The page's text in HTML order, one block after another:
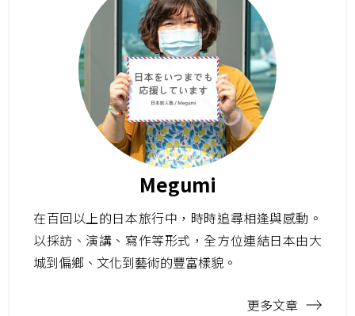
Megumi
在百回以上的日本旅行中，時時追尋相逢與感動。
以採訪、演講、寫作等形式，全方位連結日本由大
城到偏鄉、文化到藝術的豐富樣貌。
更多文章